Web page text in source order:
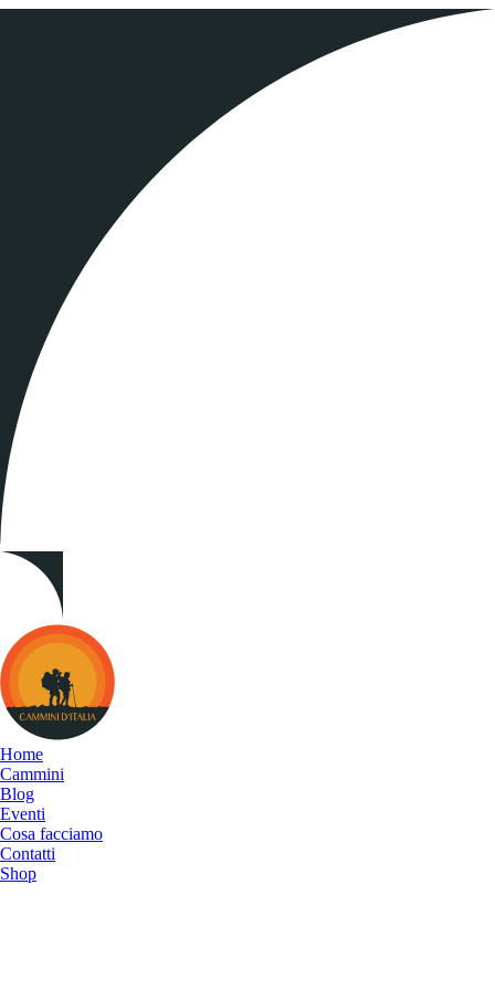
Cammini
d&#039;Italia
Home
Cammini
Blog
Eventi
Cosa facciamo
Contatti
Shop